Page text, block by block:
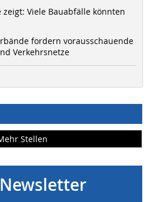
zeigt: Viele Bauabfälle könnten
fordern vorausschauende
Verkehrsnetze
Stellen